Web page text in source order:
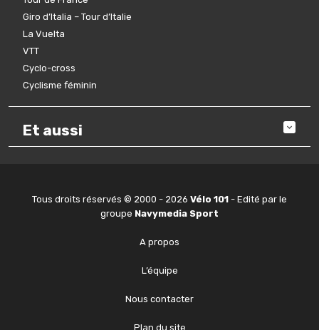
Giro d’Italia – Tour d’Italie
La Vuelta
VTT
Cyclo-cross
Cyclisme féminin
Et aussi
Tous droits réservés © 2000 - 2026 Vélo 101 - Edité par le
groupe Navymedia Sport
A propos
L’équipe
Nous contacter
Plan du site